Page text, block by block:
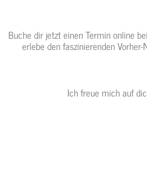
Buche dir jetzt einen Termin online
erlebe den faszinierenden Vorher-
Ich freue mich auf